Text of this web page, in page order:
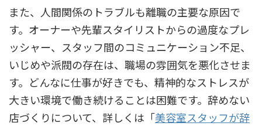
また、人間関係のトラブルも離職の主要な原因で
す。オーナーや先輩スタイリストからの過度なプレ
ッシャー、スタッフ間のコミュニケーション不足、
いじめや派閥の存在は、職場の雰囲気を悪化させま
す。どんなに仕事が好きでも、精神的なストレスが
大きい環境で働き続けることは困難です。辞めない
店づくりについて、詳しくは「美容室スタッフが辞